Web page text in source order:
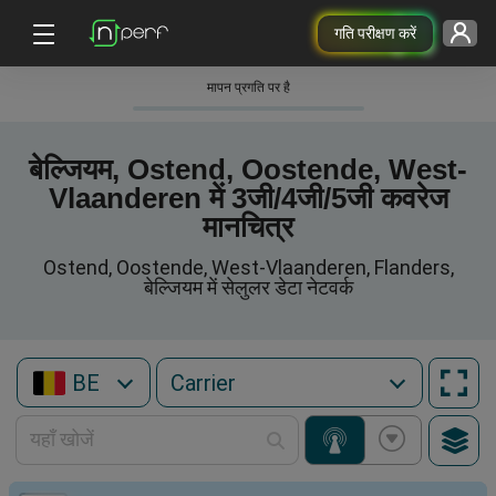
गति परीक्षण करें
मापन प्रगति पर है
बेल्जियम, Ostend, Oostende, West-
Vlaanderen में 3जी/4जी/5जी कवरेज
मानचित्र
Ostend, Oostende, West-Vlaanderen, Flanders,
बेल्जियम में सेलुलर डेटा नेटवर्क
BE